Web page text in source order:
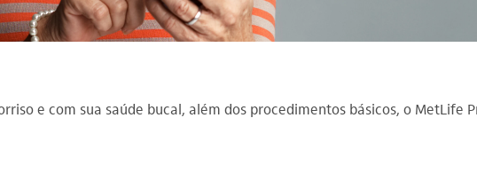
e com sua saúde bucal, além dos procedimentos básicos, o MetLife